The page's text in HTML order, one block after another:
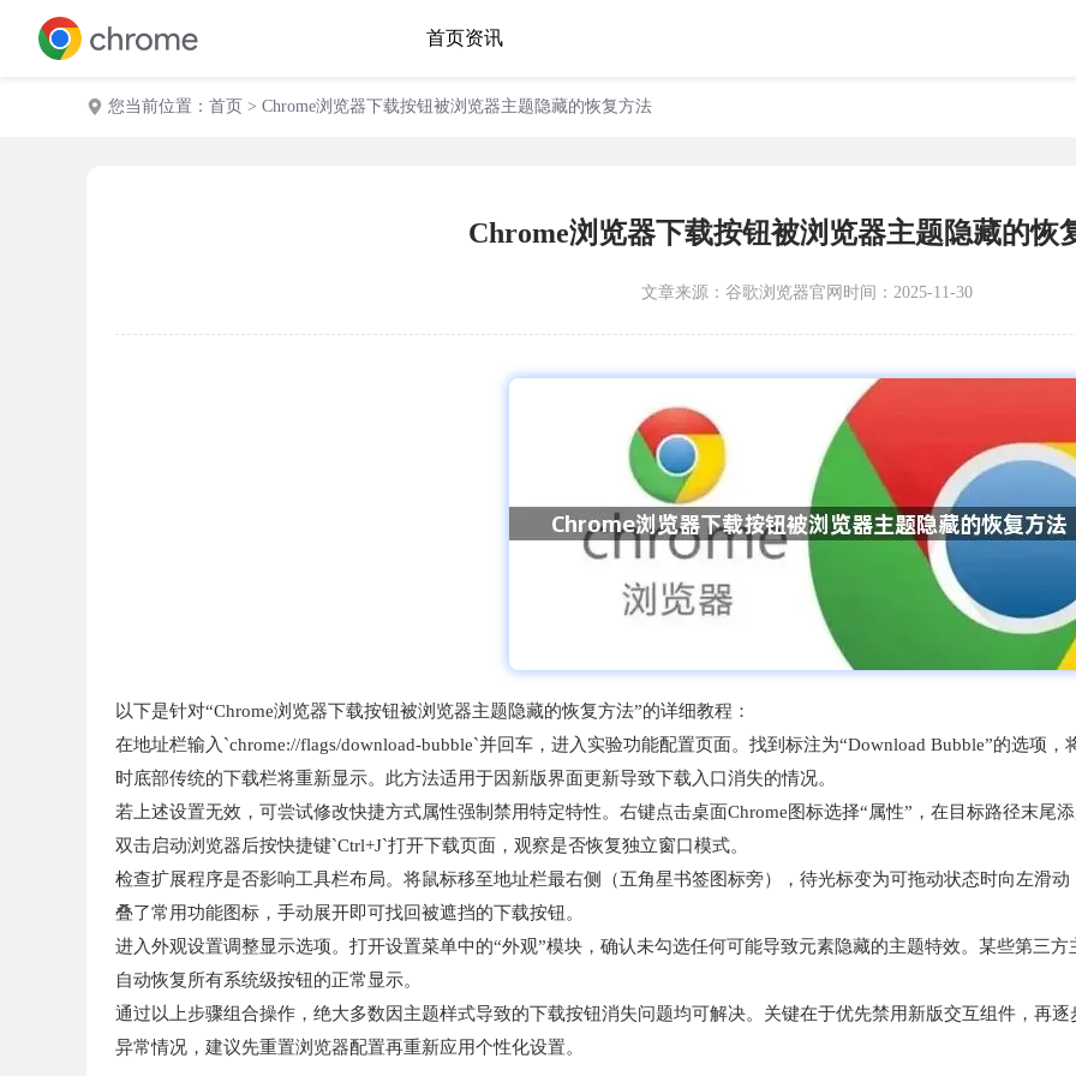
首页资讯
您当前位置： 首页 > Chrome浏览器下载按钮被浏览器主题隐藏的恢复方法
Chrome浏览器下载按钮被浏览器主题隐藏的恢
文章来源： 谷歌浏览器官网 时间：2025-11-30
以下是针对“Chrome浏览器下载按钮被浏览器主题隐藏的恢复方法”的详细教程：
在地址栏输入`chrome://flags/download-bubble`并回车，进入实验功能配置页面。找到标注为“Download Bubble”的选项
时底部传统的下载栏将重新显示。此方法适用于因新版界面更新导致下载入口消失的情况。
若上述设置无效，可尝试修改快捷方式属性强制禁用特定特性。右键点击桌面Chrome图标选择“属性”，在目标路径末尾
双击启动浏览器后按快捷键`Ctrl+J`打开下载页面，观察是否恢复独立窗口模式。
检查扩展程序是否影响工具栏布局。将鼠标移至地址栏最右侧（五角星书签图标旁），待光标变为可拖动状态时向左滑
叠了常用功能图标，手动展开即可找回被遮挡的下载按钮。
进入外观设置调整显示选项。打开设置菜单中的“外观”模块，确认未勾选任何可能导致元素隐藏的主题特效。某些第三
自动恢复所有系统级按钮的正常显示。
通过以上步骤组合操作，绝大多数因主题样式导致的下载按钮消失问题均可解决。关键在于优先禁用新版交互组件，再
异常情况，建议先重置浏览器配置再重新应用个性化设置。